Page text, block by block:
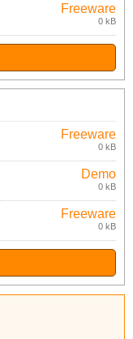
Freeware
0 kB
Freeware
0 kB
Demo
0 kB
Freeware
0 kB